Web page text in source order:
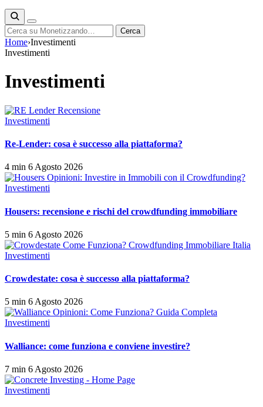
Cerca Cerca
Home›Investimenti
Investimenti
Investimenti
Investimenti
Re-Lender: cosa è successo alla piattaforma?
4 min 6 Agosto 2026
Investimenti
Housers: recensione e rischi del crowdfunding immobiliare
5 min 6 Agosto 2026
Investimenti
Crowdestate: cosa è successo alla piattaforma?
5 min 6 Agosto 2026
Investimenti
Walliance: come funziona e conviene investire?
7 min 6 Agosto 2026
Investimenti